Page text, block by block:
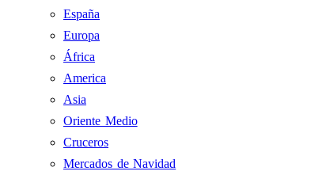
España
Europa
África
America
Asia
Oriente Medio
Cruceros
Mercados de Navidad